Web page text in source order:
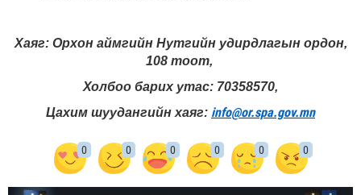
Хаяг: Орхон аймгийн Нутгийн удирдлагын ордон,
108 тоот,
Холбоо барих утас: 70358570,
Цахим шуудангийн хаяг: info@or.spa.gov.mn
0 0 0 0 0 0